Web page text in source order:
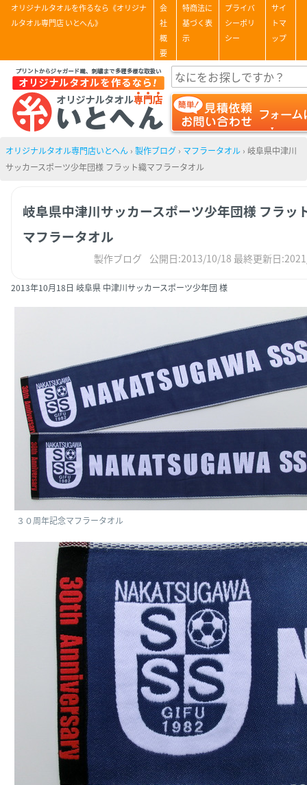
オリジナルタオルを作るなら《オリジナ
ルタオル専門店 いとへん》
会
社
概
要
特商法に
基づく表
示
プライバ
シーポリ
シー
サイ
トマ
ップ
オリジナルタオル専門店いとへん › 製作ブログ › マフラータオル › 岐阜県中津川
サッカースポーツ少年団様 フラット織マフラータオル
岐阜県中津川サッカースポーツ少年団様 フラッ
マフラータオル
製作ブログ 公開日:2013/10/18 最終更新日
2013年10月18日 岐阜県 中津川サッカースポーツ少年団 様
３０周年記念マフラータオル